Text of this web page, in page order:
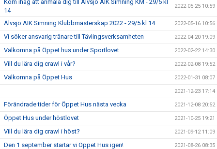
Kom ihåg att anmäla dig till Älvsjö AIK Simning KM - 29/5 kl
14
2022-05-25 10:59
Älvsjö AIK Simning Klubbmästerskap 2022 - 29/5 kl 14 2022-05-16 10:56
Vi söker ansvarig tränare till Tävlingsverksamheten 2022-04-20 19:09
Välkomna på Öppet hus under Sportlovet 2022-02-22 14:30
Vill du lära dig crawl i vår? 2022-02-08 19:52
Välkomna på Öppet Hus 2022-01-31 08:07
2021-12-23 17:14
Förändrade tider för Öppet Hus nästa vecka 2021-12-08 20:52
Öppet Hus under höstlovet 2021-10-25 19:21
Vill du lära dig crawl i höst? 2021-09-12 11:09
Den 1 september startar vi Öppet Hus igen! 2021-08-26 08:35